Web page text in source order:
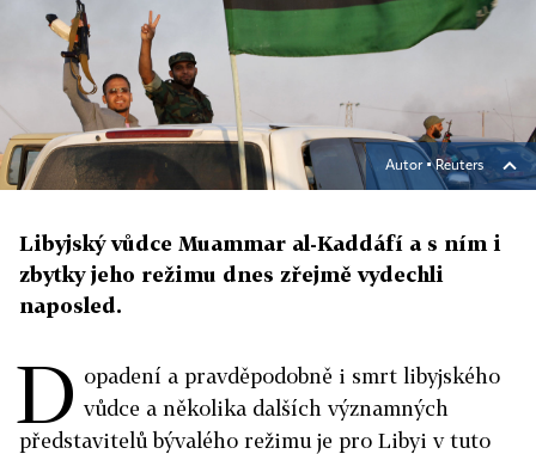
Autor ▪Reuters
Libyjský vůdce Muammar al-Kaddáfí a s ním i
zbytky jeho režimu dnes zřejmě vydechli
naposled.
D opadení a pravděpodobně i smrt libyjského
vůdce a několika dalších významných
představitelů bývalého režimu je pro Libyi v tuto